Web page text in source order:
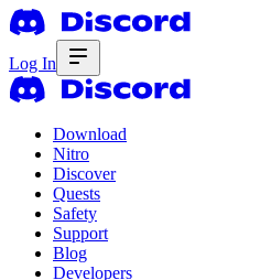
Log In
Download
Nitro
Discover
Quests
Safety
Support
Blog
Developers